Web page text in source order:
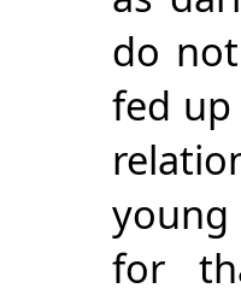
do
fed
young
for